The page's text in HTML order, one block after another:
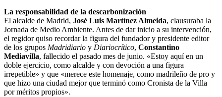
La responsabilidad de la descarbonización
El alcalde de Madrid, José Luis Martínez Almeida, clausuraba la
Jornada de Medio Ambiente. Antes de dar inicio a su intervención,
el regidor quiso recordar la figura del fundador y presidente editor
de los grupos Madridiario y Diariocrítico, Constantino
Mediavilla, fallecido el pasado mes de junio. «Estoy aquí en un
doble ejercicio, como alcalde y con devoción a una figura
irrepetible» y que «merece este homenaje, como madrileño de pro y
que hizo una ciudad mejor que terminó como Cronista de la Villa
por méritos propios».